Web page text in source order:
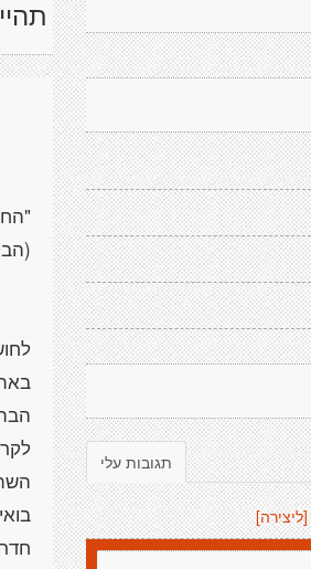
תגובות עלי
[ליצירה]